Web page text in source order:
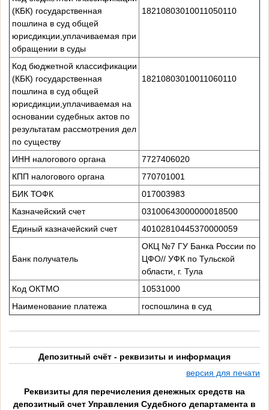
(КБК) государственная
пошлина в суд общей
юрисдикции,уплачиваемая при
обращении в суды
18210803010011050110
Код бюджетной классификации
(КБК) государственная
пошлина в суд общей
юрисдикции,уплачиваемая на
основании судебных актов по
результатам рассмотрения дел
по существу
18210803010011060110
ИНН налогового органа
7727406020
КПП налогового органа
770701001
БИК ТОФК
017003983
Казначейский счет
03100643000000018500
Единый казначейский счет
40102810445370000059
Банк получатель
ОКЦ №7 ГУ Банка России по
ЦФО// УФК по Тульской
области, г. Тула
Код ОКТМО
10531000
Наименование платежа
госпошлина в суд
Депозитный счёт - реквизиты и информация
версия для печати
Реквизиты для перечисления денежных средств на
депозитный счет Управления Судебного департамента в